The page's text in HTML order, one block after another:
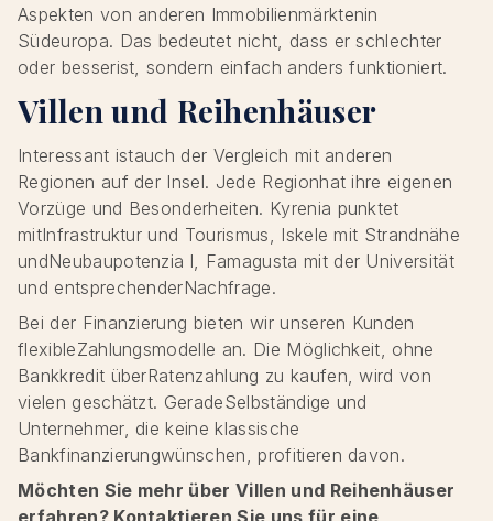
Aspekten von anderen Immobilienmärktenin
Südeuropa. Das bedeutet nicht, dass er schlechter
oder besserist, sondern einfach anders funktioniert.
Villen und Reihenhäuser
Interessant istauch der Vergleich mit anderen
Regionen auf der Insel. Jede Regionhat ihre eigenen
Vorzüge und Besonderheiten. Kyrenia punktet
mitInfrastruktur und Tourismus, Iskele mit Strandnähe
undNeubaupotenzia l, Famagusta mit der Universität
und entsprechenderNachfrage.
Bei der Finanzierung bieten wir unseren Kunden
flexibleZahlungsmodelle an. Die Möglichkeit, ohne
Bankkredit überRatenzahlung zu kaufen, wird von
vielen geschätzt. GeradeSelbständige und
Unternehmer, die keine klassische
Bankfinanzierungwünschen, profitieren davon.
Möchten Sie mehr über Villen und Reihenhäuser
erfahren? Kontaktieren Sie uns für eine